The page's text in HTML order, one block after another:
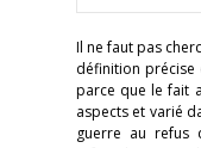
Il ne faut pas
définition précise
parce que le fait
aspects et varié
guerre au refus